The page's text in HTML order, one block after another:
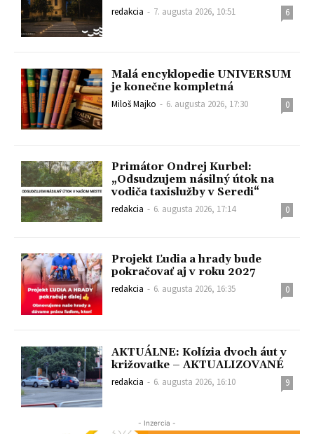
redakcia - 7. augusta 2026, 10:51 6
Malá encyklopedie UNIVERSUM
je konečne kompletná
Miloš Majko - 6. augusta 2026, 17:30 0
Primátor Ondrej Kurbel:
„Odsudzujem násilný útok na
vodiča taxislužby v Seredi“
redakcia - 6. augusta 2026, 17:14 0
Projekt Ľudia a hrady bude
pokračovať aj v roku 2027
redakcia - 6. augusta 2026, 16:35 0
AKTUÁLNE: Kolízia dvoch áut v
križovatke – AKTUALIZOVANÉ
redakcia - 6. augusta 2026, 16:10 9
- Inzercia -